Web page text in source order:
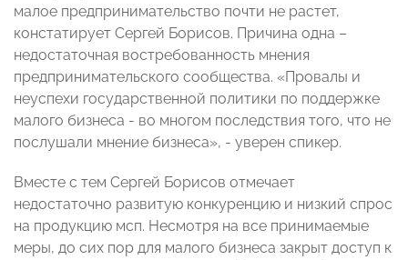
малое предпринимательство почти не растет,
констатирует Сергей Борисов. Причина одна –
недостаточная востребованность мнения
предпринимательского сообщества. «Провалы и
неуспехи государственной политики по поддержке
малого бизнеса - во многом последствия того, что не
послушали мнение бизнеса», - уверен спикер.
Вместе с тем Сергей Борисов отмечает
недостаточно развитую конкуренцию и низкий спрос
на продукцию мсп. Несмотря на все принимаемые
меры, до сих пор для малого бизнеса закрыт доступ к